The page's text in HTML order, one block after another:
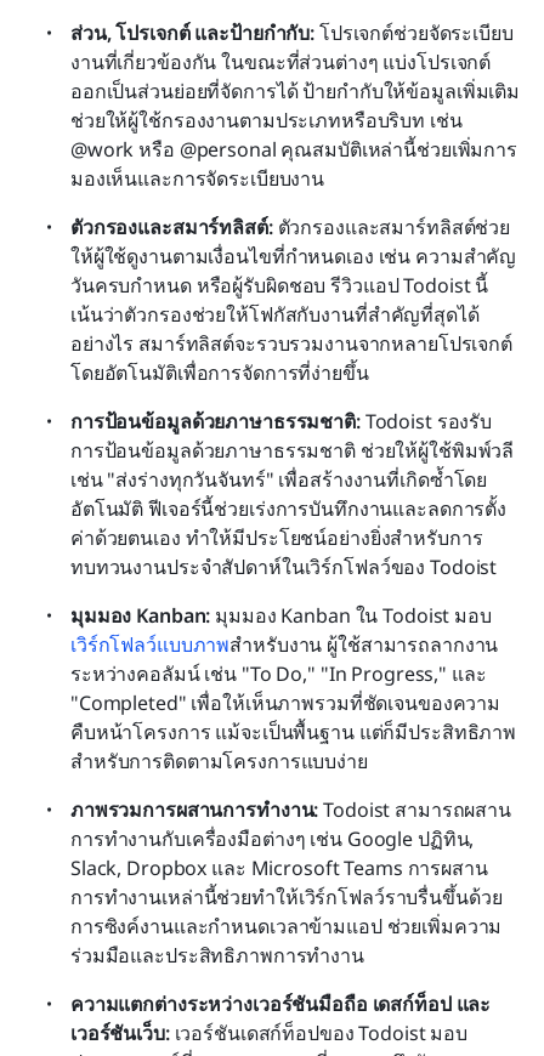
ส่วน, โปรเจกต์ และป้ายกำกับ: โปรเจกต์ช่วยจัดระเบียบ
งานที่เกี่ยวข้องกัน ในขณะที่ส่วนต่างๆ แบ่งโปรเจกต์
ออกเป็นส่วนย่อยที่จัดการได้ ป้ายกำกับให้ข้อมูลเพิ่มเติม
ช่วยให้ผู้ใช้กรองงานตามประเภทหรือบริบท เช่น
@work หรือ @personal คุณสมบัติเหล่านี้ช่วยเพิ่มการ
มองเห็นและการจัดระเบียบงาน
ตัวกรองและสมาร์ทลิสต์: ตัวกรองและสมาร์ทลิสต์ช่วย
ให้ผู้ใช้ดูงานตามเงื่อนไขที่กำหนดเอง เช่น ความสำคัญ
วันครบกำหนด หรือผู้รับผิดชอบ รีวิวแอป Todoist นี้
เน้นว่าตัวกรองช่วยให้โฟกัสกับงานที่สำคัญที่สุดได้
อย่างไร สมาร์ทลิสต์จะรวบรวมงานจากหลายโปรเจกต์
โดยอัตโนมัติเพื่อการจัดการที่ง่ายขึ้น
การป้อนข้อมูลด้วยภาษาธรรมชาติ: Todoist รองรับ
การป้อนข้อมูลด้วยภาษาธรรมชาติ ช่วยให้ผู้ใช้พิมพ์วลี
เช่น "ส่งร่างทุกวันจันทร์" เพื่อสร้างงานที่เกิดซ้ำโดย
อัตโนมัติ ฟีเจอร์นี้ช่วยเร่งการบันทึกงานและลดการตั้ง
ค่าด้วยตนเอง ทำให้มีประโยชน์อย่างยิ่งสำหรับการ
ทบทวนงานประจำสัปดาห์ในเวิร์กโฟลว์ของ Todoist
มุมมอง Kanban: มุมมอง Kanban ใน Todoist มอบ
เวิร์กโฟลว์แบบภาพสำหรับงาน ผู้ใช้สามารถลากงาน
ระหว่างคอลัมน์ เช่น "To Do," "In Progress," และ
"Completed" เพื่อให้เห็นภาพรวมที่ชัดเจนของความ
คืบหน้าโครงการ แม้จะเป็นพื้นฐาน แต่ก็มีประสิทธิภาพ
สำหรับการติดตามโครงการแบบง่าย
ภาพรวมการผสานการทำงาน: Todoist สามารถผสาน
การทำงานกับเครื่องมือต่างๆ เช่น Google ปฏิทิน,
Slack, Dropbox และ Microsoft Teams การผสาน
การทำงานเหล่านี้ช่วยทำให้เวิร์กโฟลว์ราบรื่นขึ้นด้วย
การซิงค์งานและกำหนดเวลาข้ามแอป ช่วยเพิ่มความ
ร่วมมือและประสิทธิภาพการทำงาน
ความแตกต่างระหว่างเวอร์ชันมือถือ เดสก์ท็อป และ
เวอร์ชันเว็บ: เวอร์ชันเดสก์ท็อปของ Todoist มอบ